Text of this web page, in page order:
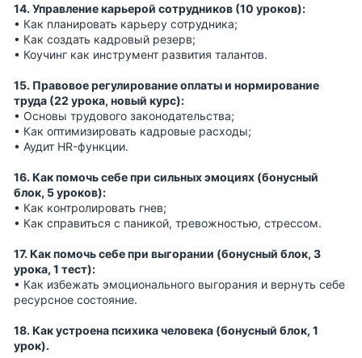
14. Управление карьерой сотрудников (10 уроков):
• Как планировать карьеру сотрудника;
• Как создать кадровый резерв;
• Коучинг как инструмент развития талантов.
15. Правовое регулирование оплаты и нормирование
труда (22 урока, новый курс):
• Основы трудового законодательства;
• Как оптимизировать кадровые расходы;
• Аудит HR-функции.
16. Как помочь себе при сильных эмоциях (бонусный
блок, 5 уроков):
• Как контролировать гнев;
• Как справиться с паникой, тревожностью, стрессом.
17. Как помочь себе при выгорании (бонусный блок, 3
урока, 1 тест):
• Как избежать эмоционального выгорания и вернуть себе
ресурсное состояние.
18. Как устроена психика человека (бонусный блок, 1
урок).